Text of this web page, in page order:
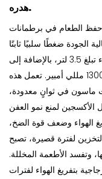
هدره.
الطعام في برطمانات
الجودة ضغطًا سلبيًا ثابتًا
يصل إلى -50 كيلو باسكال مع سعة شفط هواء تبلغ 3.5 لتر، بالإضافة إلى
محرك بقوة 8 واط وبطارية عالية السعة تبلغ 1300 مللي أمبير. تعمل هذه
ماسون في ثوانٍ معدودة،
الهواء وضعف قوة الضخ،
لفترة قصيرة، تصبح
وتفسد الأطعمة المخللة.
بتفريغ الهواء لفترات